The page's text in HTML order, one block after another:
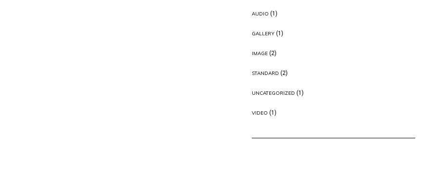
AUDIO (1)
GALLERY(1)
IMAGE(2)
STANDARD (2)
UNCATEGORIZED (1)
VIDEO (1)